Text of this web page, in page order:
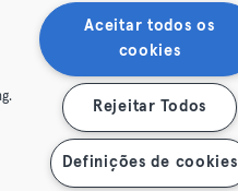
Membership opzeggen
Aceitar todos os
cookies
Rejeitar Todos
Definições de cookies